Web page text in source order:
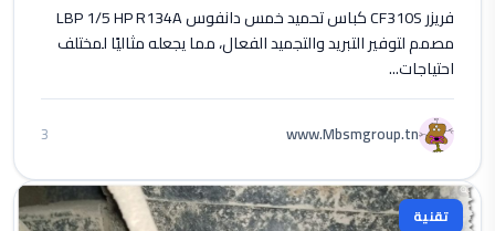
فريزر CF310S كباس تحميد خمس دانفوس LBP 1/5 HP R134A
مصمم لتوفير التبريد والتجميد الفعال، مما يجعله مثاليًا لمختلف
احتياجات...
www.Mbsmgroup.tn
3
تقنية